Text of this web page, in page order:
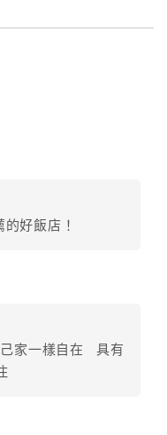
店）
請注意！為避免飯
出申辦，視同無條
訂飯店使用）
好飯店！
家一樣自在 具有